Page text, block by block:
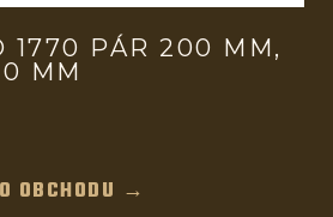
1770 PÁR 200 MM,
MM
OBCHODU →